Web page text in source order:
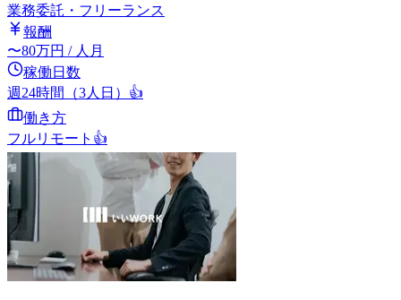
業務委託・フリーランス
報酬
〜80万円 / 人月
稼働日数
週24時間（3人日） 👍
働き方
フルリモート 👍